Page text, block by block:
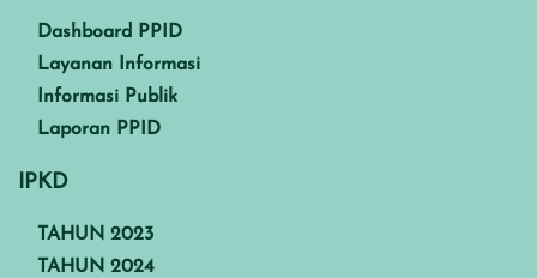
Dashboard PPID
Layanan Informasi
Informasi Publik
Laporan PPID
IPKD
TAHUN 2023
TAHUN 2024